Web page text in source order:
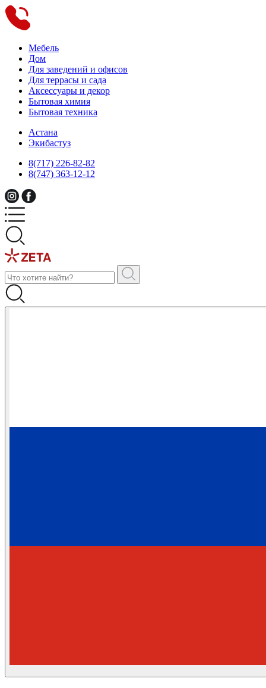
Мебель
Дом
Для заведений и офисов
Для террасы и сада
Аксессуары и декор
Бытовая химия
Бытовая техника
Астана
Экибастуз
8(717) 226-82-82
8(747) 363-12-12